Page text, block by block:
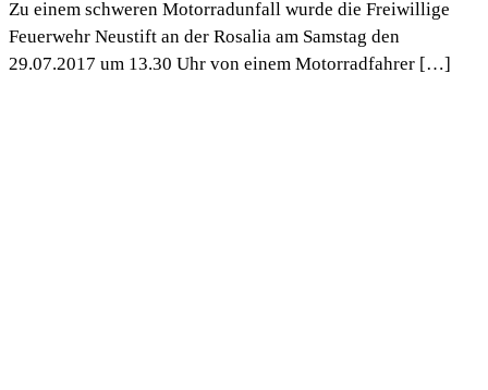
Zu einem schweren Motorradunfall wurde die Freiwillige
Feuerwehr Neustift an der Rosalia am Samstag den
29.07.2017 um 13.30 Uhr von einem Motorradfahrer […]